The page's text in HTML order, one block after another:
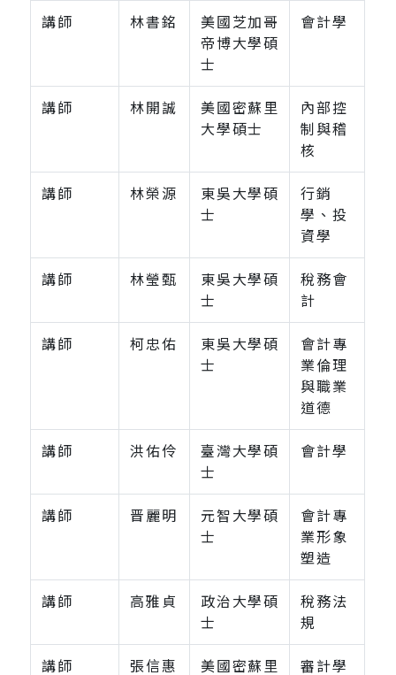
講師 林書銘
美國芝加哥
帝博大學碩
士
會計學
講師 林開誠
美國密蘇里
大學碩士
內部控
制與稽
核
講師 林榮源
東吳大學碩
士
行銷
學、投
資學
講師 林瑩甄
東吳大學碩
士
稅務會
計
講師 柯忠佑
東吳大學碩
士
會計專
業倫理
與職業
道德
講師 洪佑伶
臺灣大學碩
士
會計學
講師 晋麗明
元智大學碩
士
會計專
業形象
塑造
講師 高雅貞
政治大學碩
士
稅務法
規
講師 張信惠
美國密蘇里
審計學